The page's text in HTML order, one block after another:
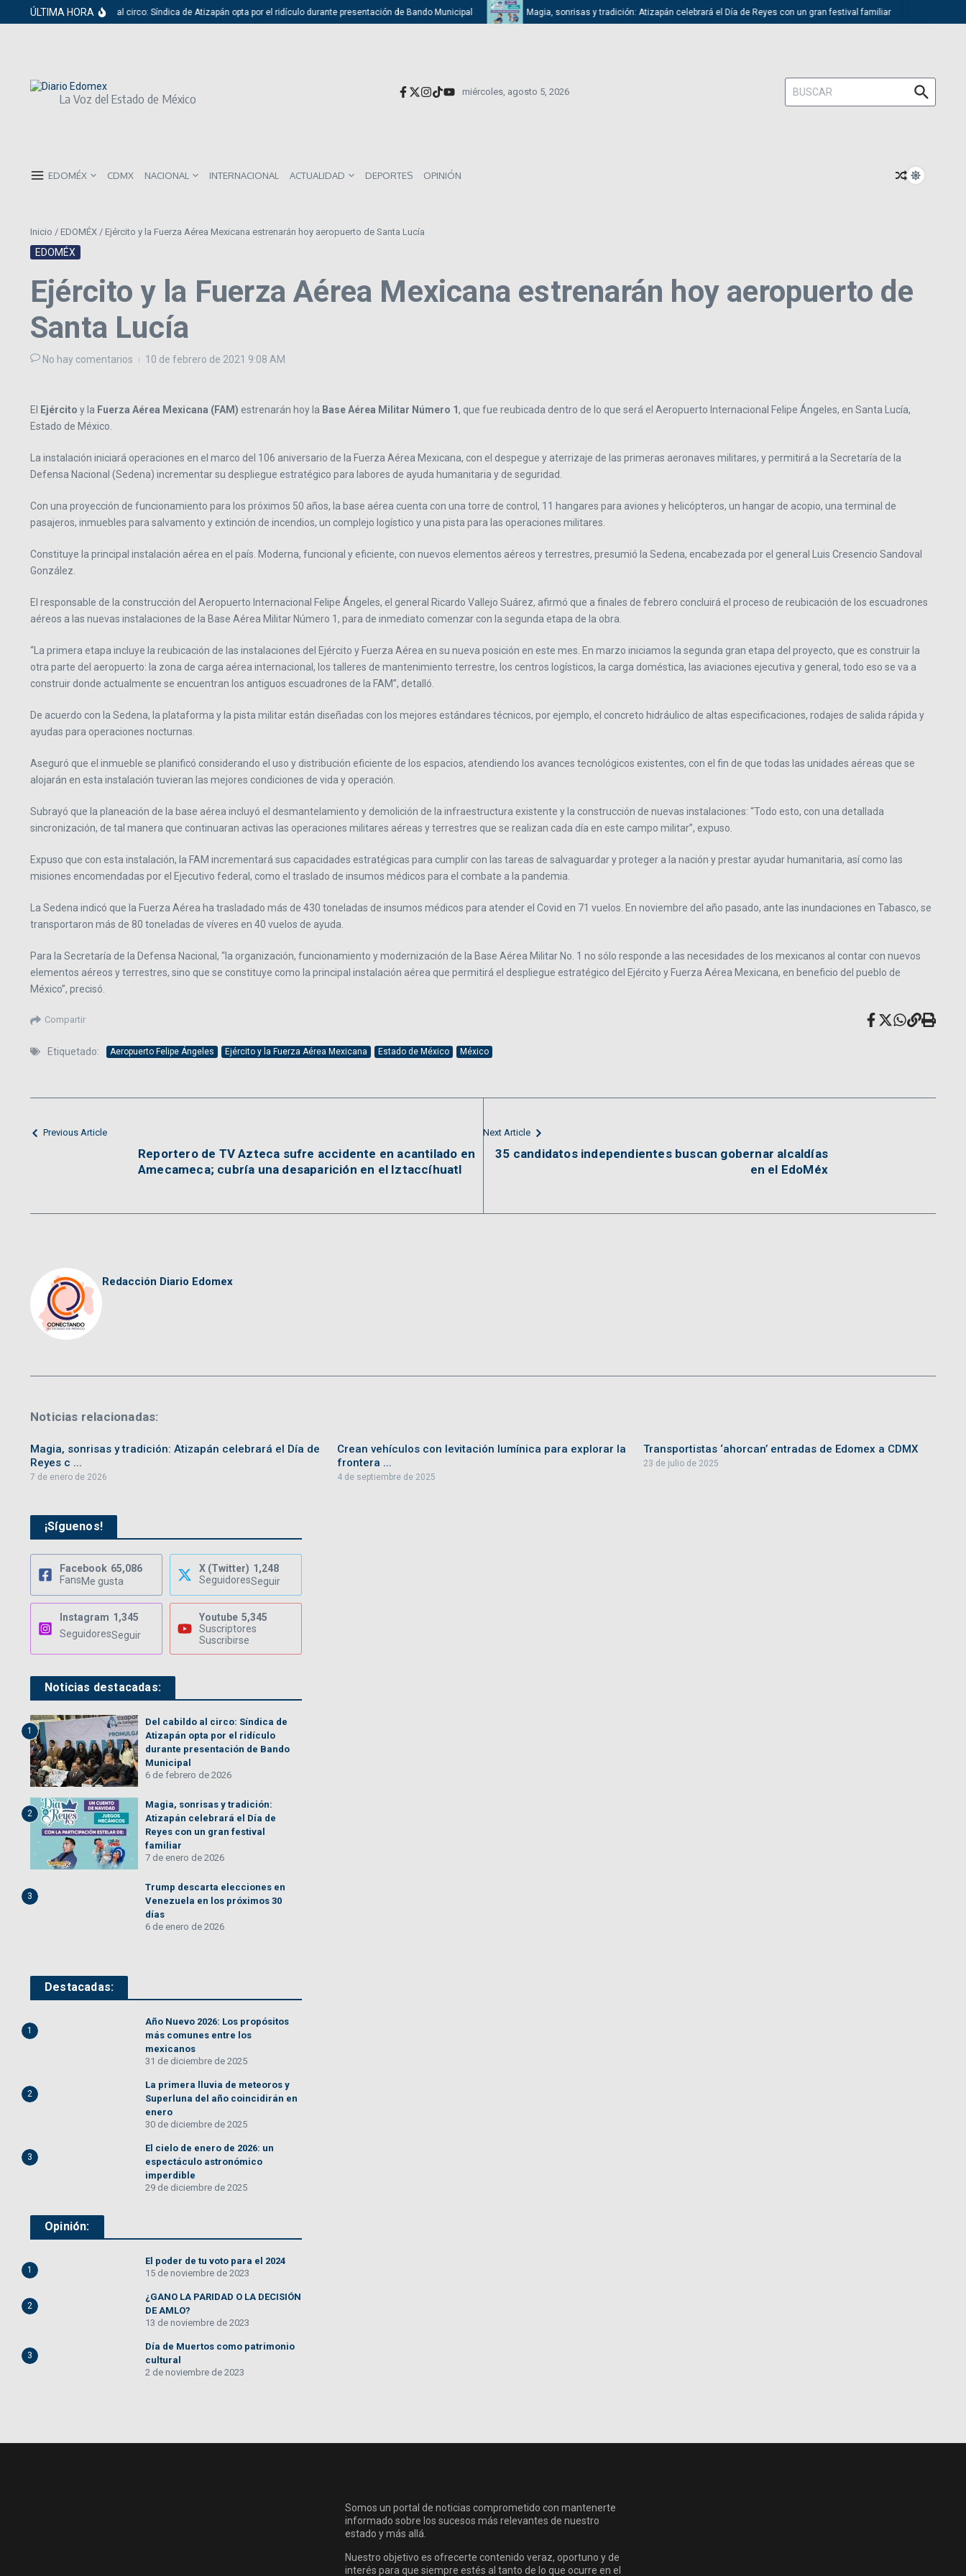
Saltar al contenido
ÚLTIMA HORA
Del cabildo al circo: Síndica de Atizapán opta por el ridículo durante presentación de Bando Municipal Magia, sonrisas y tradición: Atizapán celebrará el Día de Reyes con un gran festival familiar
La Voz del Estado de México miércoles, agosto 5, 2026
Buscar:
EDOMÉX CDMX NACIONAL INTERNACIONAL ACTUALIDAD DEPORTES OPINIÓN
Inicio / EDOMÉX / Ejército y la Fuerza Aérea Mexicana estrenarán hoy aeropuerto de Santa Lucía
EDOMÉX
Ejército y la Fuerza Aérea Mexicana estrenarán hoy aeropuerto de
Santa Lucía
No hay comentarios 10 de febrero de 2021 9:08 AM
El Ejército y la Fuerza Aérea Mexicana (FAM) estrenarán hoy la Base Aérea Militar Número 1, que fue reubicada dentro de lo que será el Aeropuerto Internacional Felipe Ángeles, en Santa Lucía,
Estado de México.
La instalación iniciará operaciones en el marco del 106 aniversario de la Fuerza Aérea Mexicana, con el despegue y aterrizaje de las primeras aeronaves militares, y permitirá a la Secretaría de la
Defensa Nacional (Sedena) incrementar su despliegue estratégico para labores de ayuda humanitaria y de seguridad.
Con una proyección de funcionamiento para los próximos 50 años, la base aérea cuenta con una torre de control, 11 hangares para aviones y helicópteros, un hangar de acopio, una terminal de
pasajeros, inmuebles para salvamento y extinción de incendios, un complejo logístico y una pista para las operaciones militares.
Constituye la principal instalación aérea en el país. Moderna, funcional y eficiente, con nuevos elementos aéreos y terrestres, presumió la Sedena, encabezada por el general Luis Cresencio Sandoval
González.
El responsable de la construcción del Aeropuerto Internacional Felipe Ángeles, el general Ricardo Vallejo Suárez, afirmó que a finales de febrero concluirá el proceso de reubicación de los escuadrones
aéreos a las nuevas instalaciones de la Base Aérea Militar Número 1, para de inmediato comenzar con la segunda etapa de la obra.
“La primera etapa incluye la reubicación de las instalaciones del Ejército y Fuerza Aérea en su nueva posición en este mes. En marzo iniciamos la segunda gran etapa del proyecto, que es construir la
otra parte del aeropuerto: la zona de carga aérea internacional, los talleres de mantenimiento terrestre, los centros logísticos, la carga doméstica, las aviaciones ejecutiva y general, todo eso se va a
construir donde actualmente se encuentran los antiguos escuadrones de la FAM”, detalló.
De acuerdo con la Sedena, la plataforma y la pista militar están diseñadas con los mejores estándares técnicos, por ejemplo, el concreto hidráulico de altas especificaciones, rodajes de salida rápida y
ayudas para operaciones nocturnas.
Aseguró que el inmueble se planificó considerando el uso y distribución eficiente de los espacios, atendiendo los avances tecnológicos existentes, con el fin de que todas las unidades aéreas que se
alojarán en esta instalación tuvieran las mejores condiciones de vida y operación.
Subrayó que la planeación de la base aérea incluyó el desmantelamiento y demolición de la infraestructura existente y la construcción de nuevas instalaciones: “Todo esto, con una detallada
sincronización, de tal manera que continuaran activas las operaciones militares aéreas y terrestres que se realizan cada día en este campo militar”, expuso.
Expuso que con esta instalación, la FAM incrementará sus capacidades estratégicas para cumplir con las tareas de salvaguardar y proteger a la nación y prestar ayudar humanitaria, así como las
misiones encomendadas por el Ejecutivo federal, como el traslado de insumos médicos para el combate a la pandemia.
La Sedena indicó que la Fuerza Aérea ha trasladado más de 430 toneladas de insumos médicos para atender el Covid en 71 vuelos. En noviembre del año pasado, ante las inundaciones en Tabasco, se
transportaron más de 80 toneladas de víveres en 40 vuelos de ayuda.
Para la Secretaría de la Defensa Nacional, “la organización, funcionamiento y modernización de la Base Aérea Militar No. 1 no sólo responde a las necesidades de los mexicanos al contar con nuevos
elementos aéreos y terrestres, sino que se constituye como la principal instalación aérea que permitirá el despliegue estratégico del Ejército y Fuerza Aérea Mexicana, en beneficio del pueblo de
México”, precisó.
Compartir
Etiquetado: Aeropuerto Felipe Ángeles Ejército y la Fuerza Aérea Mexicana Estado de México México
Previous Article
Reportero de TV Azteca sufre accidente en acantilado en
Amecameca; cubría una desaparición en el Iztaccíhuatl
Next Article
35 candidatos independientes buscan gobernar alcaldías
en el EdoMéx
Redacción Diario Edomex
Noticias relacionadas:
Magia, sonrisas y tradición: Atizapán celebrará el Día de
Reyes c ...
7 de enero de 2026
Crean vehículos con levitación lumínica para explorar la
frontera ...
4 de septiembre de 2025
Transportistas ‘ahorcan’ entradas de Edomex a CDMX
23 de julio de 2025
¡Síguenos!
Facebook 65,086
FansMe gusta
X (Twitter) 1,248
SeguidoresSeguir
Instagram 1,345
SeguidoresSeguir
Youtube 5,345
Suscriptores
Suscribirse
Noticias destacadas:
1
Del cabildo al circo: Síndica de
Atizapán opta por el ridículo
durante presentación de Bando
Municipal
6 de febrero de 2026
2
Magia, sonrisas y tradición:
Atizapán celebrará el Día de
Reyes con un gran festival
familiar
7 de enero de 2026
3
Trump descarta elecciones en
Venezuela en los próximos 30
días
6 de enero de 2026
Destacadas:
1
Año Nuevo 2026: Los propósitos
más comunes entre los
mexicanos
31 de diciembre de 2025
2
La primera lluvia de meteoros y
Superluna del año coincidirán en
enero
30 de diciembre de 2025
3
El cielo de enero de 2026: un
espectáculo astronómico
imperdible
29 de diciembre de 2025
Opinión:
1
El poder de tu voto para el 2024
15 de noviembre de 2023
2
¿GANO LA PARIDAD O LA DECISIÓN
DE AMLO?
13 de noviembre de 2023
3
Día de Muertos como patrimonio
cultural
2 de noviembre de 2023
Somos un portal de noticias comprometido con mantenerte
informado sobre los sucesos más relevantes de nuestro
estado y más allá.
Nuestro objetivo es ofrecerte contenido veraz, oportuno y de
interés para que siempre estés al tanto de lo que ocurre en el